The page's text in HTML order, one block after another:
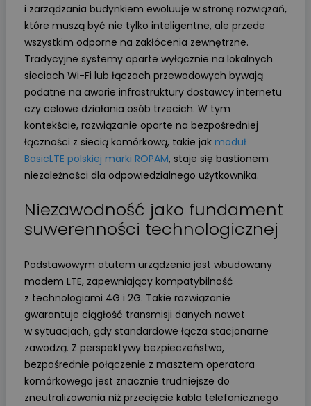
i zarządzania budynkiem ewoluuje w stronę rozwiązań,
które muszą być nie tylko inteligentne, ale przede
wszystkim odporne na zakłócenia zewnętrzne.
Tradycyjne systemy oparte wyłącznie na lokalnych
sieciach Wi-Fi lub łączach przewodowych bywają
podatne na awarie infrastruktury dostawcy internetu
czy celowe działania osób trzecich. W tym
kontekście, rozwiązanie oparte na bezpośredniej
łączności z siecią komórkową, takie jak moduł
BasicLTE polskiej marki ROPAM, staje się bastionem
niezależności dla odpowiedzialnego użytkownika.
Niezawodność jako fundament
suwerenności technologicznej
Podstawowym atutem urządzenia jest wbudowany
modem LTE, zapewniający kompatybilność
z technologiami 4G i 2G. Takie rozwiązanie
gwarantuje ciągłość transmisji danych nawet
w sytuacjach, gdy standardowe łącza stacjonarne
zawodzą. Z perspektywy bezpieczeństwa,
bezpośrednie połączenie z masztem operatora
komórkowego jest znacznie trudniejsze do
zneutralizowania niż przecięcie kabla telefonicznego